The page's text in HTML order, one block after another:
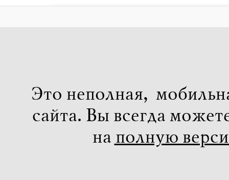
Это неполная,
сайта. Вы всегда
на полную